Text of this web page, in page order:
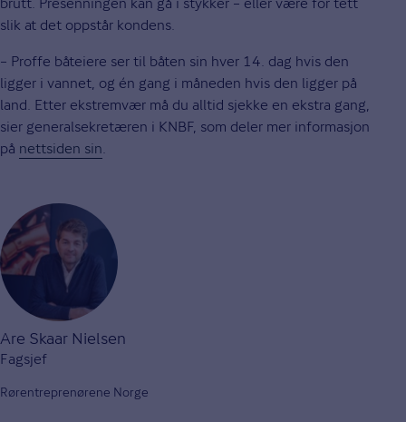
slik at det oppstår kondens.
– Proffe båteiere ser til båten sin hver 14. dag hvis den
ligger i vannet, og én gang i måneden hvis den ligger på
land. Etter ekstremvær må du alltid sjekke en ekstra gang,
sier generalsekretæren i KNBF, som deler mer informasjon
på nettsiden sin.
Are Skaar Nielsen
Fagsjef
Rørentreprenørene Norge